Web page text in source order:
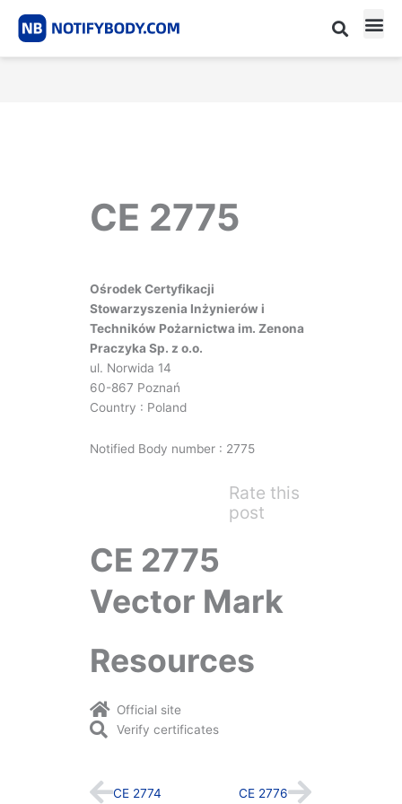
CE 2775
Ośrodek Certyfikacji
Stowarzyszenia Inżynierów i
Techników Pożarnictwa im. Zenona
Praczyka Sp. z o.o.
ul. Norwida 14
60-867 Poznań
Country : Poland
Notified Body number : 2775
Rate this
post
CE 2775
Vector Mark
Resources
Official site
Verify certificates
Prev
CE 2774 CE 2776Next